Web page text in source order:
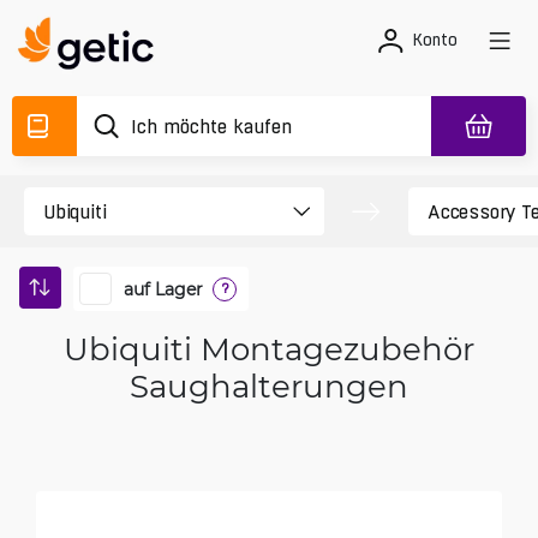
Konto
auf Lager ?
Ubiquiti Montagezubehör
Saughalterungen